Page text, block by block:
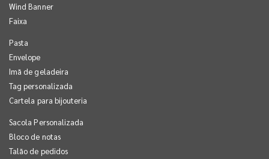
Wind Banner
Faixa
Pasta
Envelope
Imã de geladeira
Tag personalizada
Cartela para bijouteria
Sacola Personalizada
Bloco de notas
Talão de pedidos